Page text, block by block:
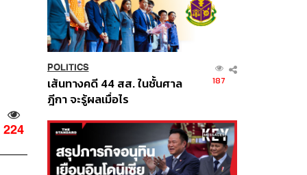
224
POLITICS
เส้นทางคดี 44 สส. ในชั้นศาล
ฎีกา จะรู้ผลเมื่อไร
187